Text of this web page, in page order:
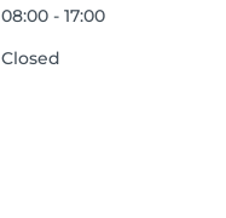
08:00 - 17:00
Closed